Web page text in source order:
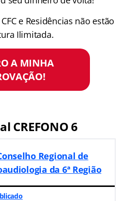
e Residências não estão
Ilimitada.
A MINHA
CREFONO 6
Regional de
da 6ª Região